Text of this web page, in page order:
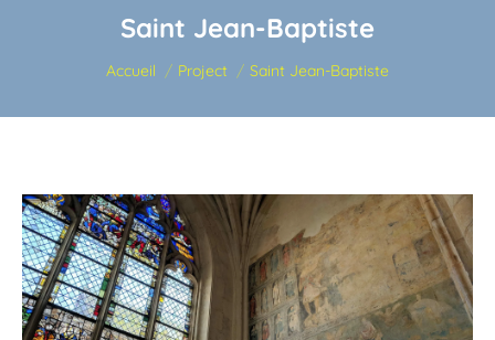
Saint Jean-Baptiste
Vous êtes ici :
Accueil Project Saint Jean-Baptiste